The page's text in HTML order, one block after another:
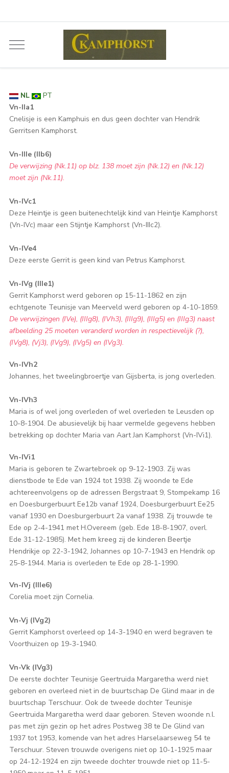
NL
PT
Vn-IIa1
Cnelisje is een Kamphuis en dus geen dochter van Hendrik
Gerritsen Kamphorst.
Vn-IIIe (IIb6)
De verwijzing (Nk.11) op blz. 138 moet zijn (Nk.12) en (Nk.12)
moet zijn (Nk.11).
Vn-IVc1
Deze Heintje is geen buitenechtelijk kind van Heintje Kamphorst
(Vn-IVc) maar een Stijntje Kamphorst (Vn-IIIc2).
Vn-IVe4
Deze eerste Gerrit is geen kind van Petrus Kamphorst.
Vn-IVg (IIIe1)
Gerrit Kamphorst werd geboren op 15-11-1862 en zijn
echtgenote Teunisje van Meerveld werd geboren op 4-10-1859.
De verwijzingen (IVe), (IIIg8), (IVh3), (IIIg9), (IIIg5) en (IIIg3) naast
afbeelding 25 moeten veranderd worden in respectievelijk (?),
(IVg8), (Vj3), (IVg9), (IVg5) en (IVg3).
Vn-IVh2
Johannes, het tweelingbroertje van Gijsberta, is jong overleden.
Vn-IVh3
Maria is of wel jong overleden of wel overleden te Leusden op
10-8-1904. De abusievelijk bij haar vermelde gegevens hebben
betrekking op dochter Maria van Aart Jan Kamphorst (Vn-IVi1).
Vn-IVi1
Maria is geboren te Zwartebroek op 9-12-1903. Zij was
dienstbode te Ede van 1924 tot 1938. Zij woonde te Ede
achtereenvolgens op de adressen Bergstraat 9, Stompekamp 16
en Doesburgerbuurt Ee12b vanaf 1924, Doesburgerbuurt Ee25
vanaf 1930 en Doesburgerbuurt 2a vanaf 1938. Zij trouwde te
Ede op 2-4-1941 met H.Overeem (geb. Ede 18-8-1907, overl.
Ede 31-12-1985). Met hem kreeg zij de kinderen Beertje
Hendrikje op 22-3-1942, Johannes op 10-7-1943 en Hendrik op
25-8-1944. Maria is overleden te Ede op 28-1-1990.
Vn-IVj (IIIe6)
Corelia moet zijn Cornelia.
Vn-Vj (IVg2)
Gerrit Kamphorst overleed op 14-3-1940 en werd begraven te
Voorthuizen op 19-3-1940.
Vn-Vk (IVg3)
De eerste dochter Teunisje Geertruida Margaretha werd niet
geboren en overleed niet in de buurtschap De Glind maar in de
buurtschap Terschuur. Ook de tweede dochter Teunisje
Geertruida Margaretha werd daar geboren. Steven woonde n.l.
pas met zijn gezin op het adres Postweg 38 te De Glind van
1937 tot 1953, komende van het adres Harselaarseweg 54 te
Terschuur. Steven trouwde overigens niet op 10-1-1925 maar
op 24-12-1924 en zijn tweede dochter trouwde niet op 11-5-